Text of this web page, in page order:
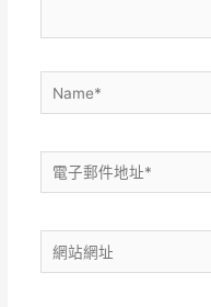
Name*
電
子
件
地
站